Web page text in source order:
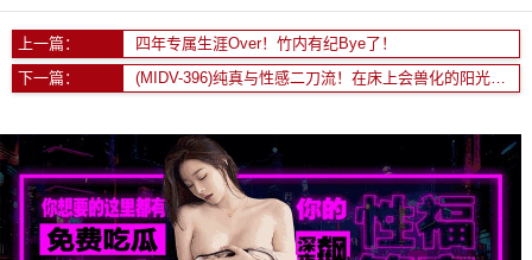
上一篇：
四年专属生涯Over！竹内有纪Bye了！
下一篇：
(MIDV-396)纯真与性感二刀流！在床上会兽化的阳光美少女超爱做大人的事！